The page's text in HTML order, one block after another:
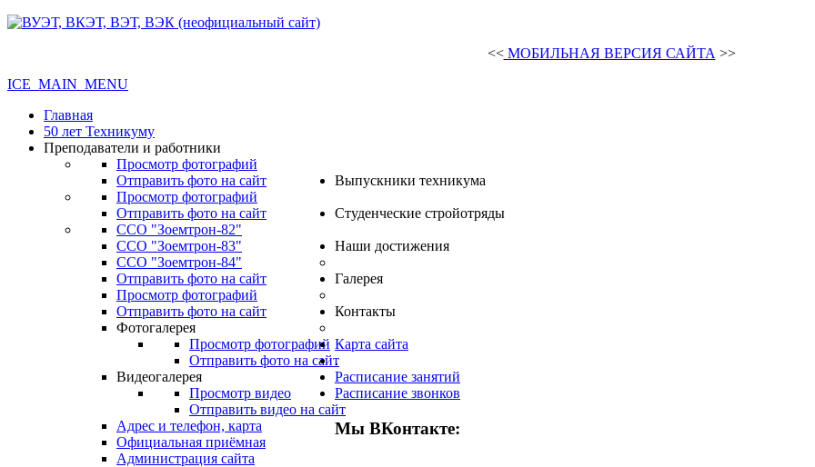
<<МОБИЛЬНАЯ ВЕРСИЯ САЙТА >>
ICE_MAIN_MENU
Главная
50 лет Техникуму
Преподаватели и работники
Просмотр фотографий
Отправить фото на сайт
Выпускники техникума
Просмотр фотографий
Отправить фото на сайт
Студенческие стройотряды
ССО "Зоемтрон-82"
ССО "Зоемтрон-83"
ССО "Зоемтрон-84"
Отправить фото на сайт
Наши достижения
Просмотр фотографий
Отправить фото на сайт
Галерея
Фотогалерея
Просмотр фотографий
Отправить фото на сайт
Видеогалерея
Просмотр видео
Отправить видео на сайт
Контакты
Адрес и телефон, карта
Официальная приёмная
Администрация сайта
Карта сайта
.
Расписание занятий
Расписание звонков
Мы ВКонтакте: